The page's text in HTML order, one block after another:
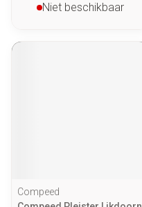
Niet beschikbaar
Compeed